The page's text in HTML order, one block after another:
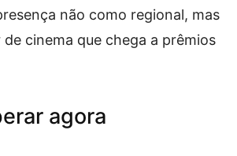
não como regional, mas
cinema que chega a prêmios
agora